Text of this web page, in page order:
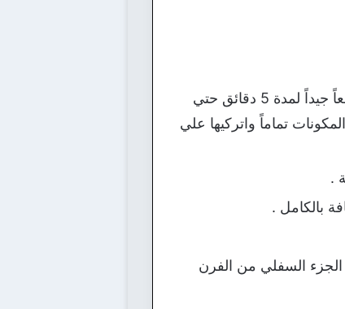
ضعي الحليب والنشا والسكر في وعاء الطبخ علي نار متوسطة وابدأي في تحريك المكونات معاً جيداً لمدة 5 دقائق حتي
تماماً واتركيها علي
.
بالكامل .
ضعيها في الجزء السفلي من الفرن